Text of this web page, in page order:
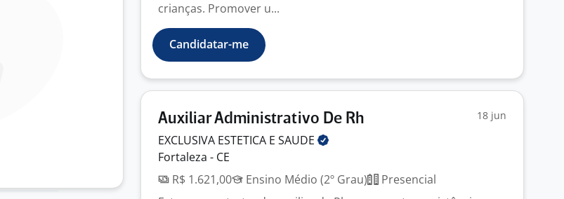
crianças. Promover u...
Candidatar-me
Auxiliar Administrativo De Rh 18 jun
EXCLUSIVA ESTETICA E SAUDE
Fortaleza - CE
R$ 1.621,00
Ensino Médio (2º Grau)
Presencial